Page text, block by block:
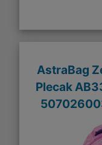
AstraBag
Plecak